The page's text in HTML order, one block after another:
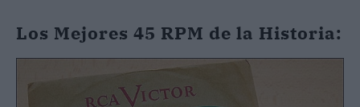
Los Mejores 45 RPM de la Historia: